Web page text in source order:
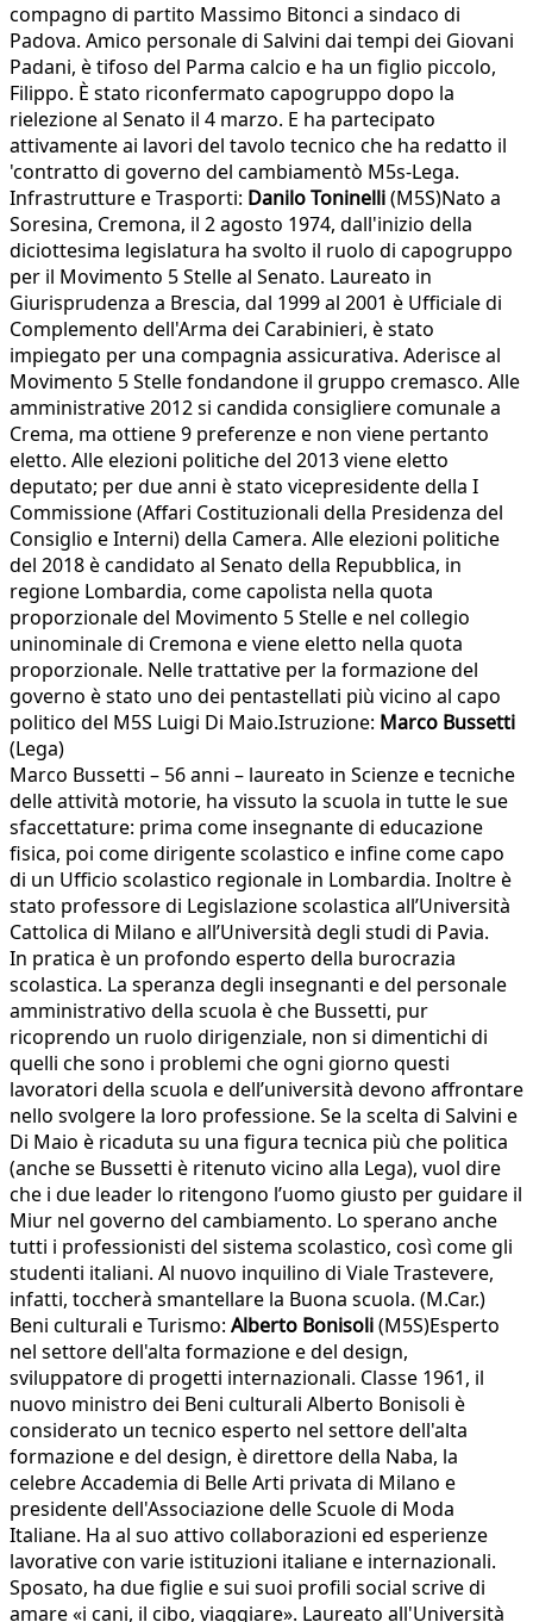
compagno di partito Massimo Bitonci a sindaco di
Padova. Amico personale di Salvini dai tempi dei Giovani
Padani, è tifoso del Parma calcio e ha un figlio piccolo,
Filippo. È stato riconfermato capogruppo dopo la
rielezione al Senato il 4 marzo. E ha partecipato
attivamente ai lavori del tavolo tecnico che ha redatto il
'contratto di governo del cambiamentò M5s-Lega.
Infrastrutture e Trasporti: DaniloToninelli(M5S)Nato a
Soresina, Cremona, il 2 agosto 1974, dall'inizio della
diciottesima legislatura ha svolto il ruolo di capogruppo
per il Movimento 5 Stelle al Senato. Laureato in
Giurisprudenza a Brescia, dal 1999 al 2001 è Ufficiale di
Complemento dell'Arma dei Carabinieri, è stato
impiegato per una compagnia assicurativa. Aderisce al
Movimento 5 Stelle fondandone il gruppo cremasco. Alle
amministrative 2012 si candida consigliere comunale a
Crema, ma ottiene 9 preferenze e non viene pertanto
eletto. Alle elezioni politiche del 2013 viene eletto
deputato; per due anni è stato vicepresidente della I
Commissione (Affari Costituzionali della Presidenza del
Consiglio e Interni) della Camera. Alle elezioni politiche
del 2018 è candidato al Senato della Repubblica, in
regione Lombardia, come capolista nella quota
proporzionale del Movimento 5 Stelle e nel collegio
uninominale di Cremona e viene eletto nella quota
proporzionale. Nelle trattative per la formazione del
governo è stato uno dei pentastellati più vicino al capo
politico del M5S Luigi Di Maio.Istruzione: Marco Bussetti
(Lega)
Marco Bussetti – 56 anni – laureato in Scienze e tecniche
delle attività motorie, ha vissuto la scuola in tutte le sue
sfaccettature: prima come insegnante di educazione
fisica, poi come dirigente scolastico e infine come capo
di un Ufficio scolastico regionale in Lombardia. Inoltre è
stato professore di Legislazione scolastica all’Università
Cattolica di Milano e all’Università degli studi di Pavia.
In pratica è un profondo esperto della burocrazia
scolastica. La speranza degli insegnanti e del personale
amministrativo della scuola è che Bussetti, pur
ricoprendo un ruolo dirigenziale, non si dimentichi di
quelli che sono i problemi che ogni giorno questi
lavoratori della scuola e dell’università devono affrontare
nello svolgere la loro professione. Se la scelta di Salvini e
Di Maio è ricaduta su una figura tecnica più che politica
(anche se Bussetti è ritenuto vicino alla Lega), vuol dire
che i due leader lo ritengono l’uomo giusto per guidare il
Miur nel governo del cambiamento. Lo sperano anche
tutti i professionisti del sistema scolastico, così come gli
studenti italiani. Al nuovo inquilino di Viale Trastevere,
infatti, toccherà smantellare la Buona scuola. (M.Car.)
Beni culturali e Turismo: Alberto Bonisoli(M5S)Esperto
nel settore dell'alta formazione e del design,
sviluppatore di progetti internazionali. Classe 1961, il
nuovo ministro dei Beni culturali Alberto Bonisoli è
considerato un tecnico esperto nel settore dell'alta
formazione e del design, è direttore della Naba, la
celebre Accademia di Belle Arti privata di Milano e
presidente dell'Associazione delle Scuole di Moda
Italiane. Ha al suo attivo collaborazioni ed esperienze
lavorative con varie istituzioni italiane e internazionali.
Sposato, ha due figlie e sui suoi profili social scrive di
amare «i cani, il cibo, viaggiare». Laureato all'Università